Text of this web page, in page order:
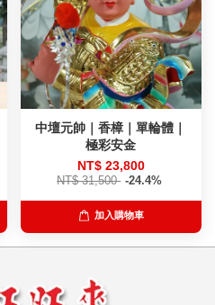
中壇元帥｜香樟｜單輪體｜
極彩安金
NT$ 23,800
NT$ 31,500 -24.4%
加入購物車